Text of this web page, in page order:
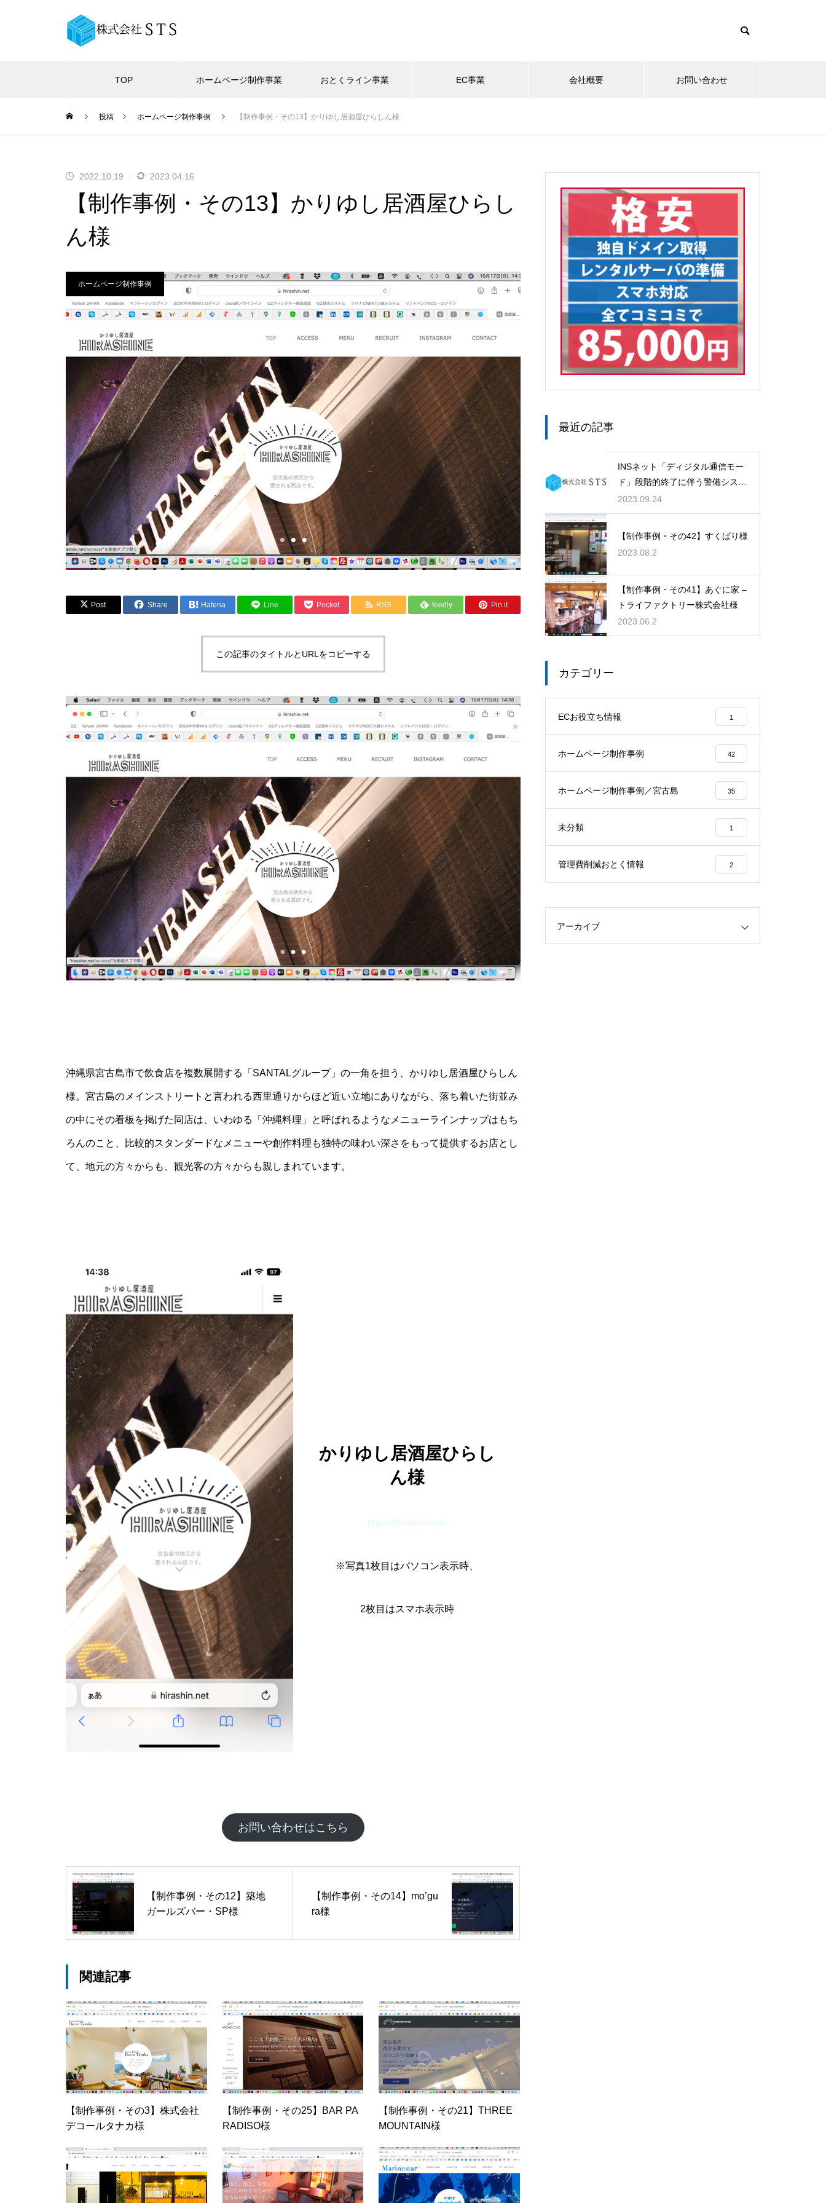
TOP ホームページ制作事業 おとくライン事業 EC事業 会社概要 お問い合わせ
投稿 ホームページ制作事例 【制作事例・その13】かりゆし居酒屋ひらしん様
2022.10.19 2023.04.16
【制作事例・その13】かりゆし居酒屋ひらし
ん様
ホームページ制作事例
Post Share Hatena Line Pocket RSS feedly Pin it
この記事のタイトルとURLをコピーする
沖縄県宮古島市で飲食店を複数展開する「SANTALグループ」の一角を担う、かりゆし居酒屋ひらしん
様。宮古島のメインストリートと言われる西里通りからほど近い立地にありながら、落ち着いた街並み
の中にその看板を掲げた同店は、いわゆる「沖縄料理」と呼ばれるようなメニューラインナップはもち
ろんのこと、比較的スタンダードなメニューや創作料理も独特の味わい深さをもって提供するお店とし
て、地元の方々からも、観光客の方々からも親しまれています。
かりゆし居酒屋ひらし
ん様
https://hirashin.net
※写真1枚目はパソコン表示時、
2枚目はスマホ表示時
お問い合わせはこちら
【制作事例・その12】築地
ガールズバー・SP様
【制作事例・その14】mo’gu
ra様
関連記事
【制作事例・その3】株式会社
デコールタナカ様
【制作事例・その25】BAR PA
RADISO様
【制作事例・その21】THREE
MOUNTAIN様
最近の記事
INSネット「ディジタル通信モー
ド」段階的終了に伴う警備システ
ム刷新費用のお悩み、STSが解決
します！
2023.09.24
【制作事例・その42】すくばり様
2023.08.2
【制作事例・その41】あぐに家 –
トライファクトリー株式会社様
2023.06.2
カテゴリー
ECお役立ち情報 1
ホームページ制作事例 42
ホームページ制作事例／宮古島 35
未分類 1
管理費削減おとく情報 2
アーカイブ